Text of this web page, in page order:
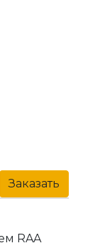
Заказать
RAA